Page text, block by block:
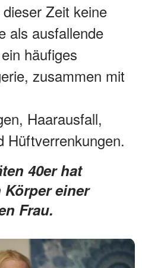
Zeit keine
als ausfallende
häufiges
zusammen mit
Haarausfall,
Hüftverrenkungen.
Körper einer
Frau.